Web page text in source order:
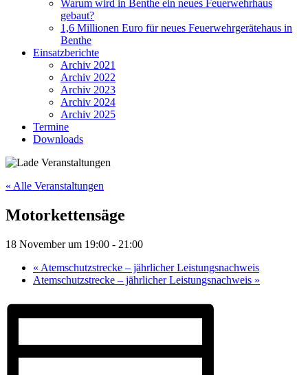
Warum wird in Benthe ein neues Feuerwehrhaus
gebaut?
1,6 Millionen Euro für neues Feuerwehrgerätehaus in
Benthe
Einsatzberichte
Archiv 2021
Archiv 2022
Archiv 2023
Archiv 2024
Archiv 2025
Termine
Downloads
« Alle Veranstaltungen
Motorkettensäge
18 November um 19:00 - 21:00
« Atemschutzstrecke – jährlicher Leistungsnachweis
Atemschutzstrecke – jährlicher Leistungsnachweis »